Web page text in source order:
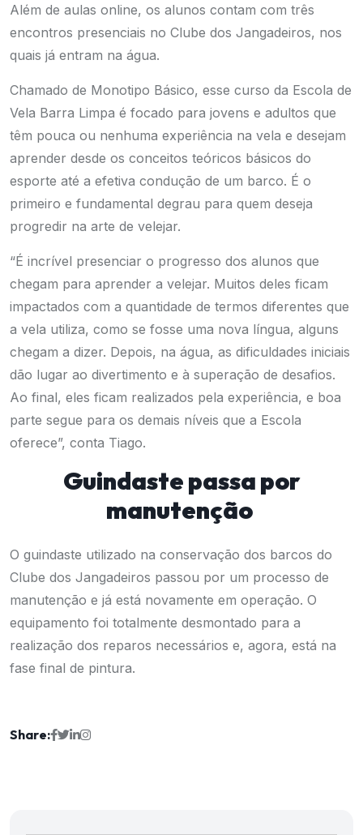
Além de aulas online, os alunos contam com três
encontros presenciais no Clube dos Jangadeiros, nos
quais já entram na água.
Chamado de Monotipo Básico, esse curso da Escola de
Vela Barra Limpa é focado para jovens e adultos que
têm pouca ou nenhuma experiência na vela e desejam
aprender desde os conceitos teóricos básicos do
esporte até a efetiva condução de um barco. É o
primeiro e fundamental degrau para quem deseja
progredir na arte de velejar.
“É incrível presenciar o progresso dos alunos que
chegam para aprender a velejar. Muitos deles ficam
impactados com a quantidade de termos diferentes que
a vela utiliza, como se fosse uma nova língua, alguns
chegam a dizer. Depois, na água, as dificuldades iniciais
dão lugar ao divertimento e à superação de desafios.
Ao final, eles ficam realizados pela experiência, e boa
parte segue para os demais níveis que a Escola
oferece”, conta Tiago.
Guindaste passa por
manutenção
O guindaste utilizado na conservação dos barcos do
Clube dos Jangadeiros passou por um processo de
manutenção e já está novamente em operação. O
equipamento foi totalmente desmontado para a
realização dos reparos necessários e, agora, está na
fase final de pintura.
Share: